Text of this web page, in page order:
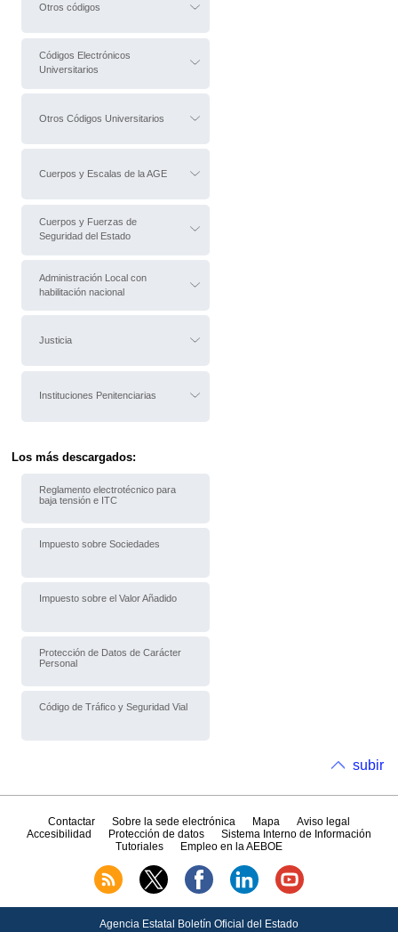
Otros códigos
Códigos Electrónicos
Universitarios
Otros Códigos Universitarios
Cuerpos y Escalas de la AGE
Cuerpos y Fuerzas de
Seguridad del Estado
Administración Local con
habilitación nacional
Justicia
Instituciones Penitenciarias
Los más descargados:
Reglamento electrotécnico para
baja tensión e ITC
Impuesto sobre Sociedades
Impuesto sobre el Valor Añadido
Protección de Datos de Carácter
Personal
Código de Tráfico y Seguridad Vial
subir
Contactar Sobre la sede electrónica Mapa
Aviso legal
Accesibilidad
Protección de datos
Sistema Interno de Información
Tutoriales
Empleo en la AEBOE
Agencia Estatal Boletín Oficial del Estado